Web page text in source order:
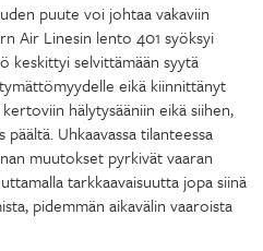
puute voi johtaa vakaviin
Air Linesin lento 401 syöksyi
keskittyi selvittämään syytä
eikä kiinnittänyt
hälytysääniin eikä siihen,
Uhkaavassa tilanteessa
muutokset pyrkivät vaaran
tarkkaavaisuutta jopa siinä
pidemmän aikavälin vaaroista